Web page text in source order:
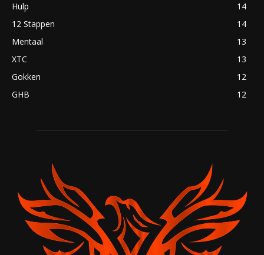
Hulp
14
12 Stappen
14
Mentaal
13
XTC
13
Gokken
12
GHB
12